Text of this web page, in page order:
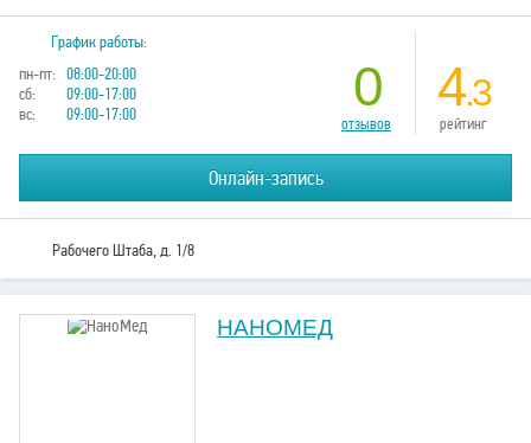
График работы:
пн-пт: 08:00-20:00
сб:
09:00-17:00
вс:
09:00-17:00 0
отзывов
4.3
рейтинг
Онлайн-запись
Рабочего Штаба, д. 1/8
НАНОМЕД